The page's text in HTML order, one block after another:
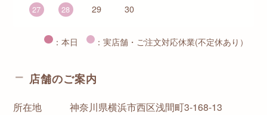
27 28 29 30
：本日 ：実店舗・ご注文対応休業(不定休あり）
店舗のご案内
所在地
神奈川県横浜市西区浅間町3-168-13